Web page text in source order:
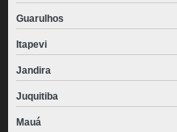
Guarulhos
Itapevi
Jandira
Juquitiba
Mauá